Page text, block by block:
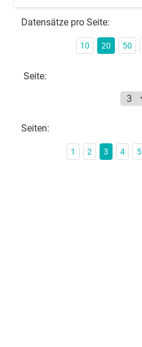
Datensätze pro Seite:
10 20 50
Seite:
Seiten:
1 2 3 4 5